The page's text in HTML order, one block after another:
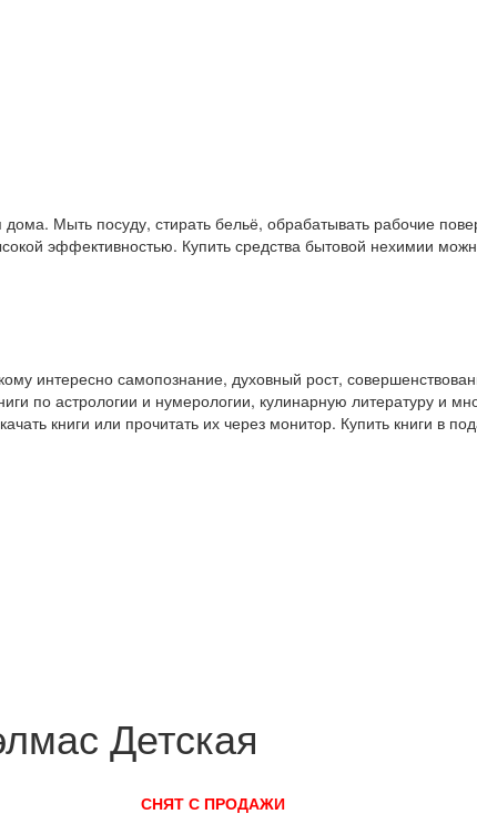
Мыть посуду, стирать бельё, обрабатывать рабочие
эффективностью. Купить средства бытовой нехимии
интересно самопознание, духовный рост,
по астрологии и нумерологии, кулинарную литературу и
книги или прочитать их через монитор. Купить книги в
Детская
СНЯТ С ПРОДАЖИ